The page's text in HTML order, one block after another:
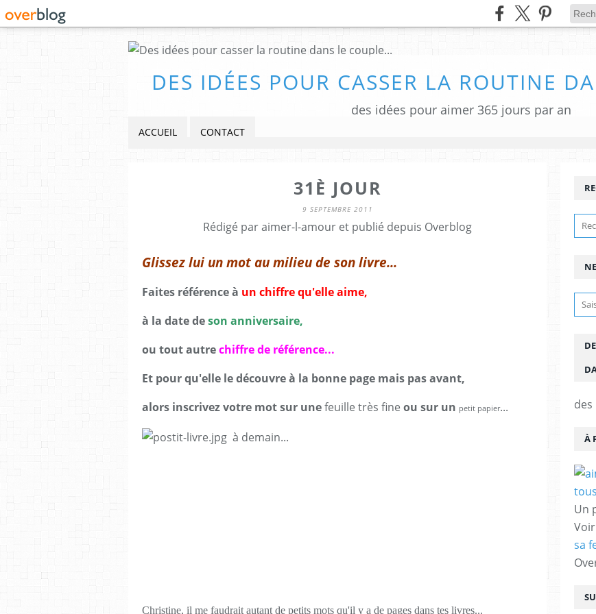
DES IDÉES POUR CASSER LA ROUTINE
des idées pour aimer 365 jours par an
ACCUEIL CONTACT
31È JOUR
9 SEPTEMBRE 2011
Rédigé par aimer-l-amour et publié depuis Overblog
Glissez lui un mot au milieu de son livre...
Faites référence à un chiffre qu'elle aime,
à la date deson anniversaire,
ou tout autrechiffre de référence...
Et pour qu'elle le découvre à la bonne page mais pas avant,
alors inscrivez votre mot sur unefeuille très fine ou sur un petit papier...
à demain...
Christine, il me faudrait autant de petits mots qu'il y a de pages dans tes livres...
À
Un
sa